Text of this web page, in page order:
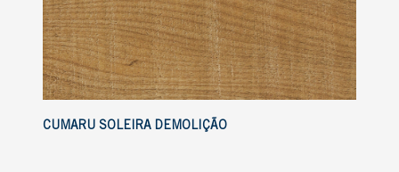
CUMARU SOLEIRA DEMOLIÇÃO